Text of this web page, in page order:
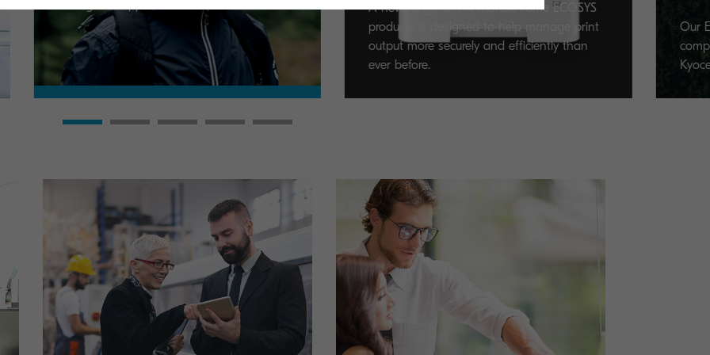
a new
in product
on the environment
Our Environmental Policy, based
company philosophy, dictates every
Kyocera takes in the pursuit of